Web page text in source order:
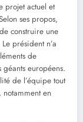
projet actuel et
ses propos,
construire une
président n’a
de
géants européens.
de l’équipe tout
en